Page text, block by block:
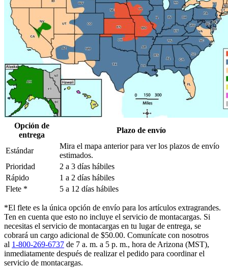
Opción de
entrega
Plazo de envío
Estándar
Mira el mapa anterior para ver los plazos de envío
estimados.
Prioridad
2 a 3 días hábiles
Rápido
1 a 2 días hábiles
Flete *
5 a 12 días hábiles
*El flete es la única opción de envío para los artículos extragrandes.
Ten en cuenta que esto no incluye el servicio de montacargas. Si
necesitas el servicio de montacargas en tu lugar de entrega, se
cobrará un cargo adicional de $50.00. Comunícate con nosotros
al 1-800-269-6737 de 7 a. m. a 5 p. m., hora de Arizona (MST),
inmediatamente después de realizar el pedido para coordinar el
servicio de montacargas.